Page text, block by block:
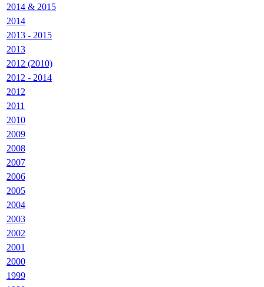
2014 & 2015
2014
2013 - 2015
2013
2012 (2010)
2012 - 2014
2012
2011
2010
2009
2008
2007
2006
2005
2004
2003
2002
2001
2000
1999